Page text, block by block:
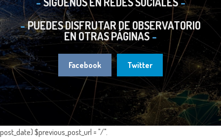
PUEDES DISFRUTAR DE OBSERVATORIO
EN OTRAS PÁGINAS
Facebook Twitter
post_date) $previous_post_url = "/".